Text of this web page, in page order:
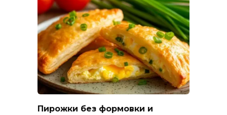
Пирожки без формовки и